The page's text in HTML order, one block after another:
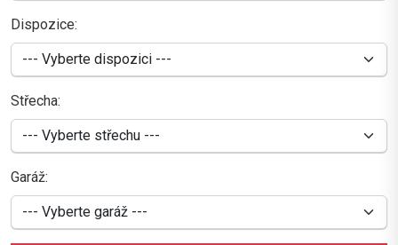
Dispozice:
Střecha:
Garáž: